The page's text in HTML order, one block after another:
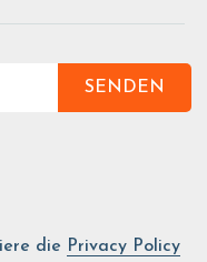
SENDEN
die Privacy Policy